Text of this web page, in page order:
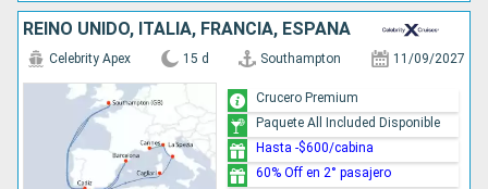
REINO UNIDO, ITALIA, FRANCIA, ESPAÑA
Celebrity Apex 15 d Southampton 11/09/2027
Crucero Premium
Paquete All Included Disponible
Hasta -$600/cabina
60% Off en 2° pasajero